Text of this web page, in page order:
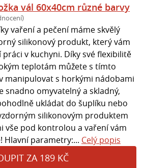
vál 60x40cm různé barvy
vaření a pečení máme skvělý
silikonový produkt, který vám
v kuchyni. Díky své flexibilitě
teplotám můžete s tímto
manipulovat s horkými nádobami
snadno omyvatelný a skladný,
ukládat do šuplíku nebo
silikonovým produktem
vše pod kontrolou a vaření vám
Hlavní parametry:... Celý popis
ZA 189 KČ